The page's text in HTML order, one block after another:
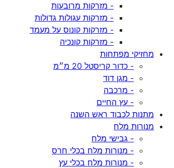
- מזרקות מרובעות
- מזרקות עגולות גדולות
- מזרקות קונוס על מעמד
- מזרקות קונכיה
מחזיקי מפתחות
- כדור קריסטל 20 מ״מ
- מגן דוד
- מרכבה
- עץ החיים
מתנות לכבוד ראש השנה
מנורות מלח
- גבישי מלח
- מנורות מלח בכלי חרס
- מנורות מלח בכלי עץ